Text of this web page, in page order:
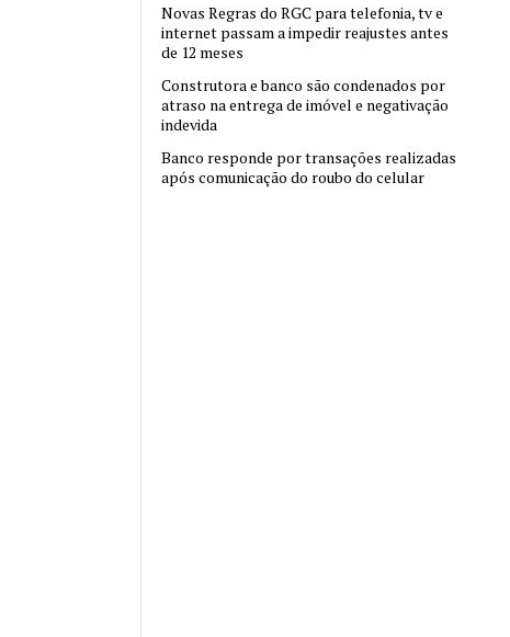
Novas Regras do RGC para telefonia, tv e
internet passam a impedir reajustes antes
de 12 meses
Construtora e banco são condenados por
atraso na entrega de imóvel e negativação
indevida
Banco responde por transações realizadas
após comunicação do roubo do celular